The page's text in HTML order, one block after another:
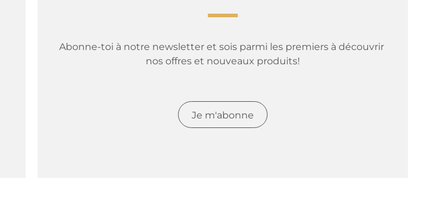
Abonne-toi à notre newsletter et sois parmi les premiers à découvrir
nos offres et nouveaux produits!
Je m'abonne